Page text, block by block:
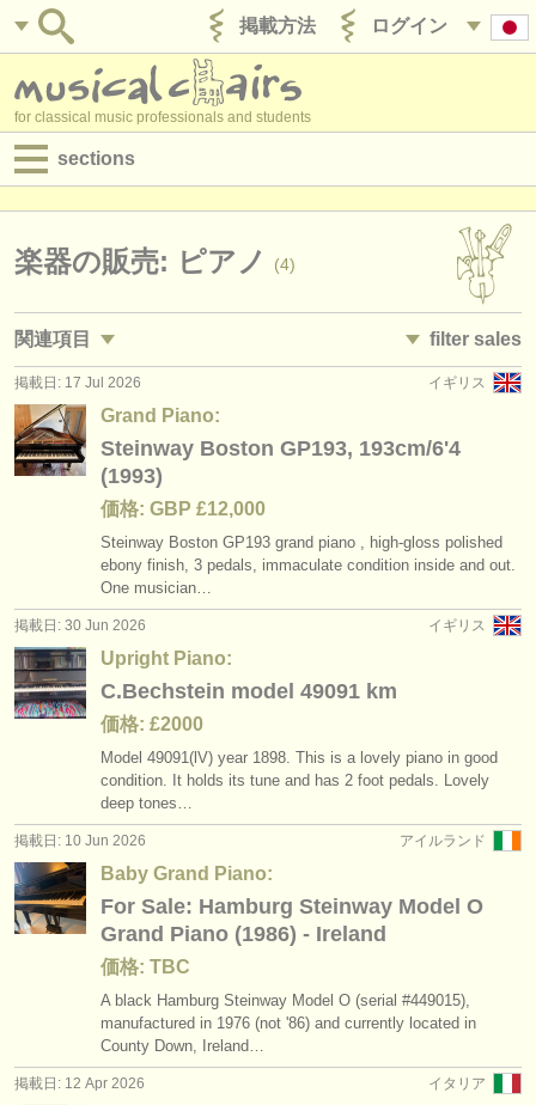
ログイン
掲載方法
for classical music professionals and students
sections
求人情報 (演奏関係の職)
求人情報 (管理者関連の職)
degree courses
講習会
コンクール
楽器の販売
盗まれた楽器
ディレクトリー:
オーケストラ
音楽学校
ユース オーケストラ
musicalchairs:
musicalchairsについて
お問い合わせ
クラシック音楽ニュース
出版社:
楽器の販売: ピアノ (4)
関連項目 filter sales
求人情報 (演奏関係の職): ピアノ
求人情報 (教育関連の職): ピアノ (10)
講習会: ピアノ (16)
講習会: piano accompaniment (3)
degree courses: fortepiano
degree courses: チェンバロ
degree courses: piano accompaniment (3)
コンクール: ピアノ (69)
盗まれた楽器: ピアノ (5)
盗まれた楽器: 鍵盤楽器 (21)
ピアノ (4)
grand piano
upright piano
イギリス
掲載日: 17 Jul 2026
Grand Piano:
Steinway Boston GP193, 193cm/6'4
(1993)
価格: GBP £12,000
Steinway Boston GP193 grand piano , high-gloss polished
ebony finish, 3 pedals, immaculate condition inside and out.
One musician…
イギリス
掲載日: 30 Jun 2026
Upright Piano:
C.Bechstein model 49091 km
価格: £2000
Model 49091(lV) year 1898. This is a lovely piano in good
condition. It holds its tune and has 2 foot pedals. Lovely
deep tones…
アイルランド
掲載日: 10 Jun 2026
Baby Grand Piano:
For Sale: Hamburg Steinway Model O
Grand Piano (1986) - Ireland
価格: TBC
A black Hamburg Steinway Model O (serial #449015),
manufactured in 1976 (not '86) and currently located in
County Down, Ireland…
イタリア
掲載日: 12 Apr 2026